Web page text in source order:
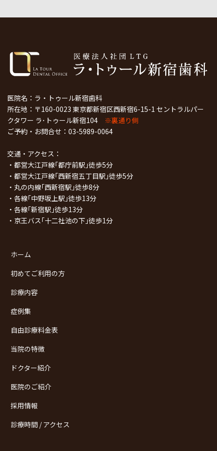
医院名：ラ・トゥール新宿歯科
所在地：〒160-0023 東京都新宿区西新宿6-15-1 セントラルパー
クタワー ラ･トゥール新宿104 ※裏通り側
ご予約・お問合せ： 03-5989-0064
交通・アクセス：
・都営大江戸線｢都庁前駅｣徒歩5分
・都営大江戸線｢西新宿五丁目駅｣徒歩5分
・丸の内線｢西新宿駅｣徒歩8分
・各線｢中野坂上駅｣徒歩13分
・各線｢新宿駅｣徒歩13分
・京王バス｢十二社池の下｣徒歩1分
ホーム
初めてご利用の方
診療内容
症例集
自由診療料金表
当院の特徴
ドクター紹介
医院のご紹介
採用情報
診療時間 / アクセス